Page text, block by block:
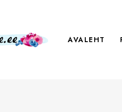
AVALEHT